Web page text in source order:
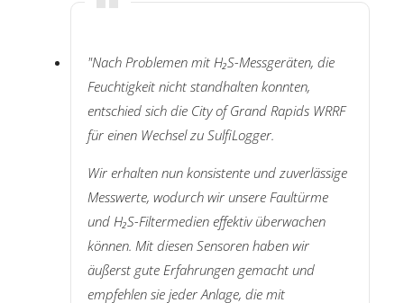
"Nach Problemen mit H₂S-Messgeräten, die
Feuchtigkeit nicht standhalten konnten,
entschied sich die City of Grand Rapids WRRF
für einen Wechsel zu SulfiLogger.
Wir erhalten nun konsistente und zuverlässige
Messwerte, wodurch wir unsere Faultürme
und H₂S-Filtermedien effektiv überwachen
können. Mit diesen Sensoren haben wir
äußerst gute Erfahrungen gemacht und
empfehlen sie jeder Anlage, die mit